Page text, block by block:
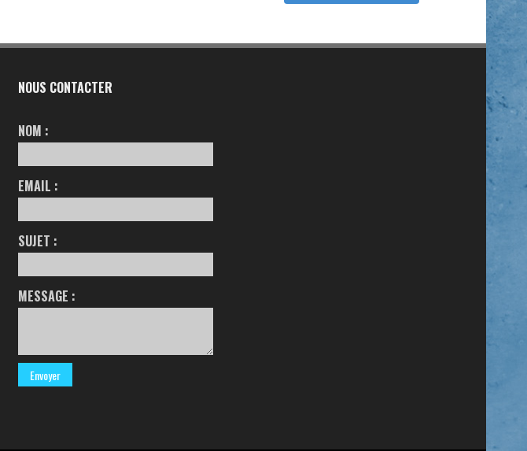
NOUS CONTACTER
NOM :
EMAIL :
SUJET :
MESSAGE :